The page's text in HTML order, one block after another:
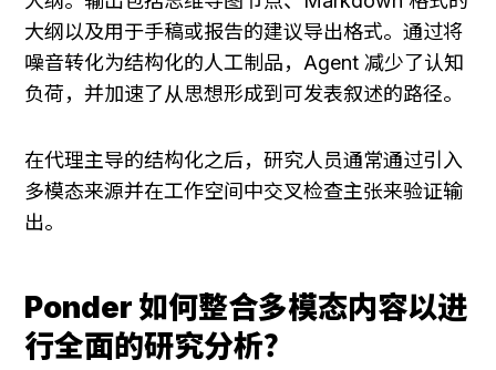
大纲以及用于手稿或报告的建议导出格式。通过将
噪音转化为结构化的人工制品，Agent 减少了认知
负荷，并加速了从思想形成到可发表叙述的路径。
在代理主导的结构化之后，研究人员通常通过引入
多模态来源并在工作空间中交叉检查主张来验证输
出。
Ponder 如何整合多模态内容以进
行全面的研究分析？